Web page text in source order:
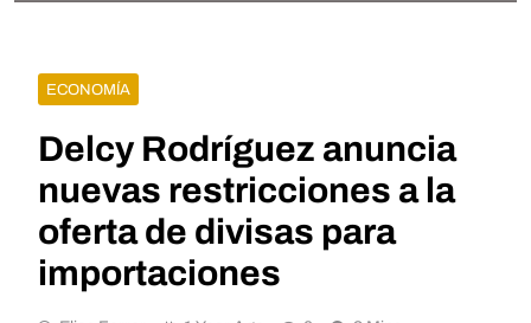
ECONOMÍA
Delcy Rodríguez anuncia
nuevas restricciones a la
oferta de divisas para
importaciones